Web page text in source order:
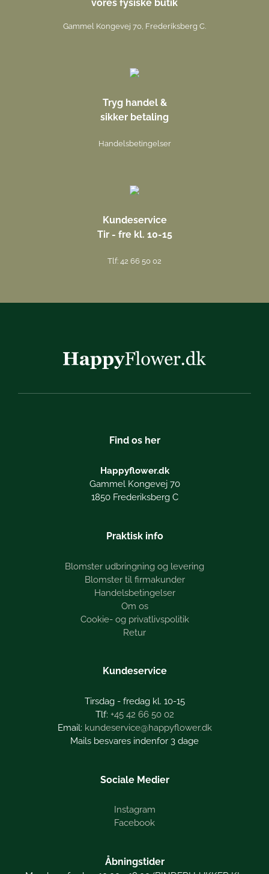
vores fysiske butik
Gammel Kongevej 70, Frederiksberg C.
Tryg handel &
sikker betaling
Handelsbetingelser
Kundeservice
Tir - fre kl. 10-15
Tlf: 42 66 50 02
Find os her
Happyflower.dk
Gammel Kongevej 70
1850 Frederiksberg C
Praktisk info
Blomster udbringning og levering
Blomster til firmakunder
Handelsbetingelser
Om os
Cookie- og privatlivspolitik
Retur
Kundeservice
Tirsdag - fredag kl. 10-15
+45 42 66 50 02
kundeservice@happyflower.dk
Mails besvares indenfor 3 dage
Sociale Medier
Instagram
Facebook
Åbningstider